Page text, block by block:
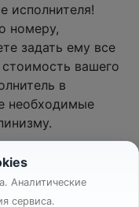
исполнителя!
номеру,
задать ему все
вашего
в
необходимые
Аналитические
сервиса.